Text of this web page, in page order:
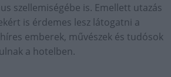
szellemiségébe is. Emellett utazás
is érdemes lesz látogatni a
emberek, művészek és tudósok
a hotelben.